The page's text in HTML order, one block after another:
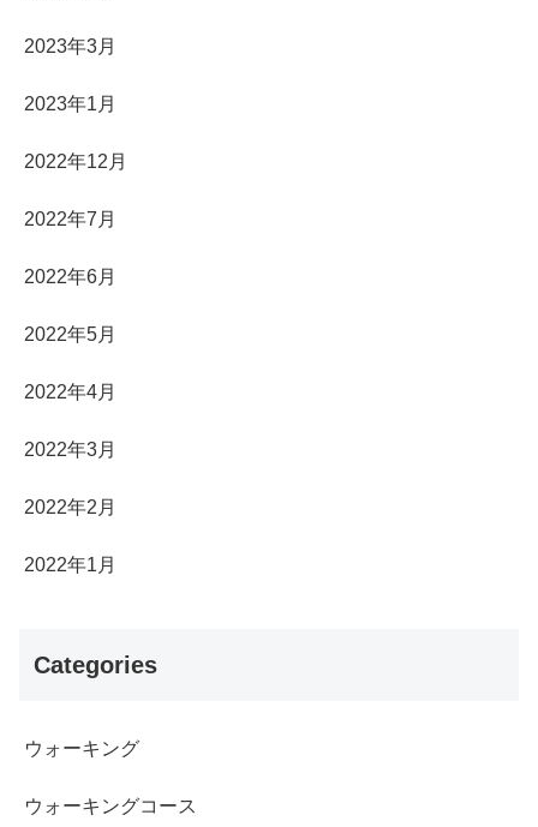
2023年3月
2023年1月
2022年12月
2022年7月
2022年6月
2022年5月
2022年4月
2022年3月
2022年2月
2022年1月
Categories
ウォーキング
ウォーキングコース